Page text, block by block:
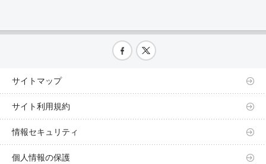
サイトマップ
サイト利用規約
情報セキュリティ
個人情報の保護